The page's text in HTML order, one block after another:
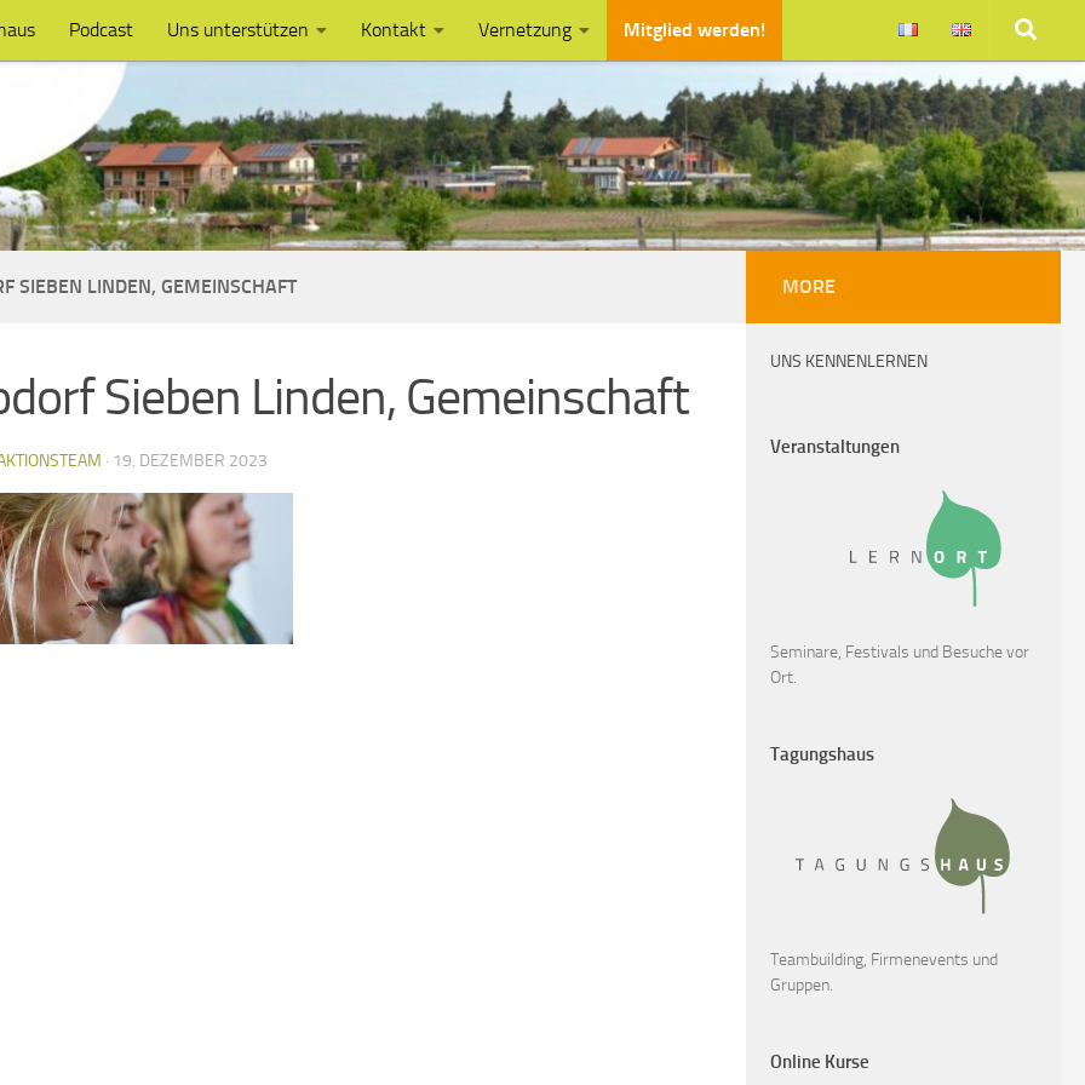
Podcast Uns unterstützen Kontakt Vernetzung Mitglied werden!
SIEBEN LINDEN, GEMEINSCHAFT
Sieben Linden, Gemeinschaft
· 19. DEZEMBER 2023
MORE
UNS KENNENLERNEN
Veranstaltungen
Seminare, Festivals und Besuche vor
Ort.
Tagungshaus
Teambuilding, Firmenevents und
Gruppen.
Online Kurse